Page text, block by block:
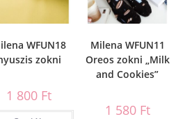
WFUN18
zokni
1 800 Ft
Milena WFUN11
Oreos zokni „Milk
and Cookies”
1 580 Ft